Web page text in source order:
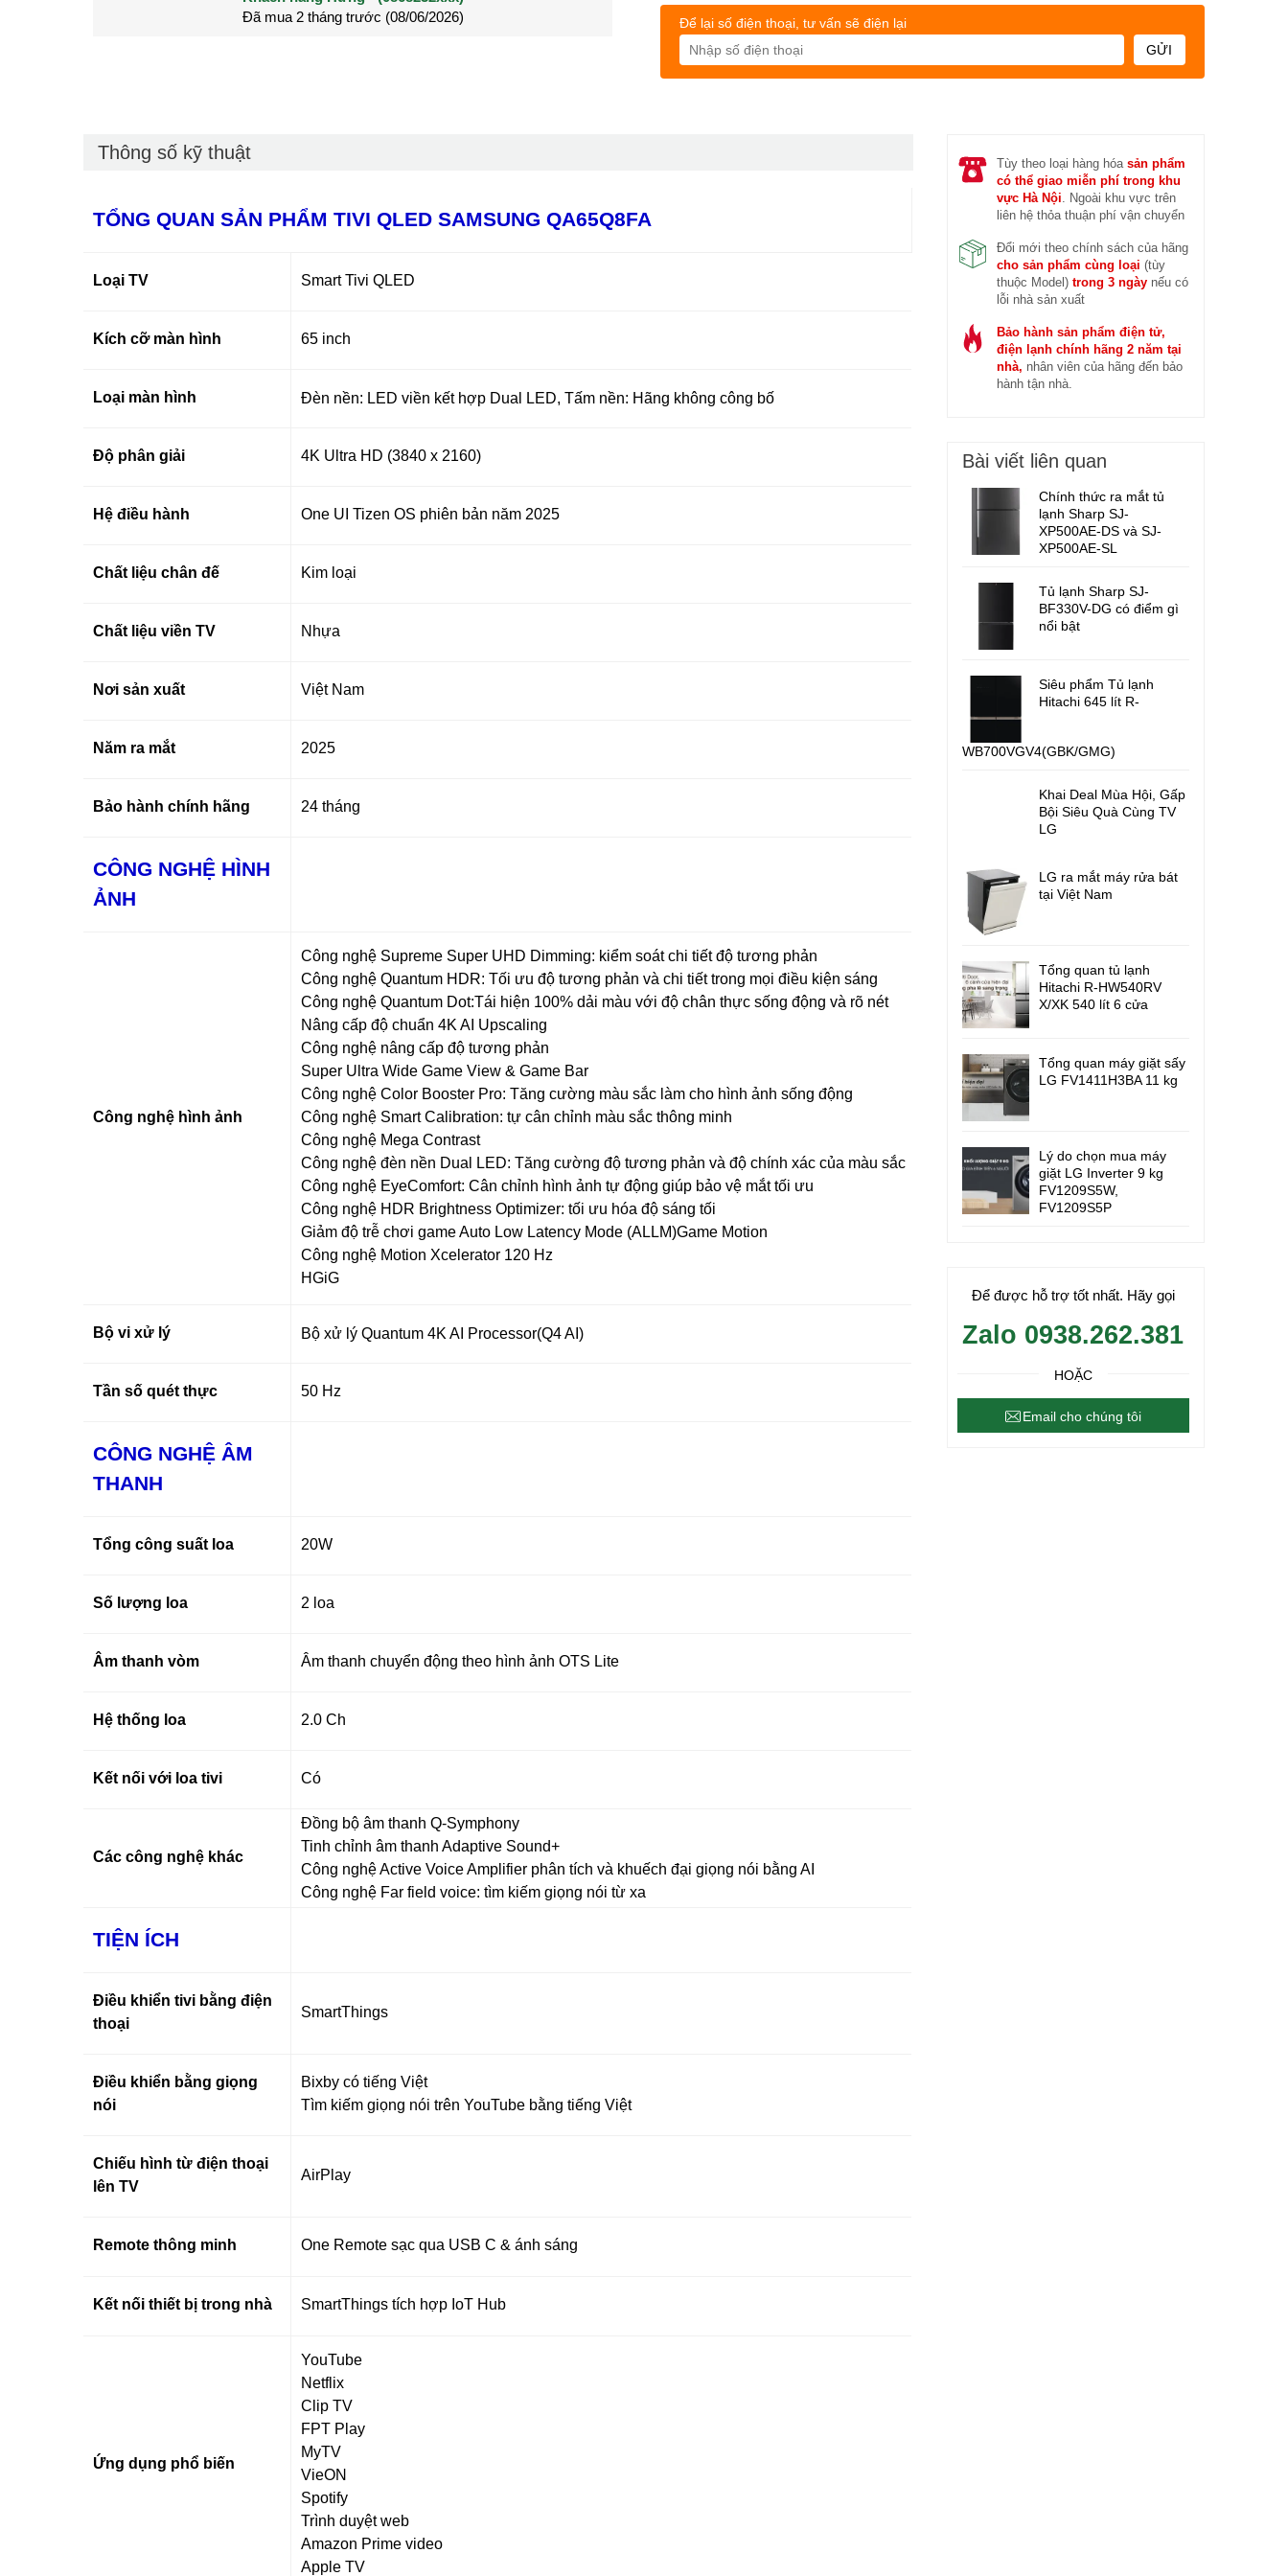
Đã mua 2 tháng trước (28/05/2026)
Đã mua 3 tháng trước (27/04/2026)
Đã mua 4 tháng trước (14/04/2026)
Để lại số điện thoại, tư vấn sẽ điện lại
GỬI
Thông số kỹ thuật
TỔNG QUAN SẢN PHẨM TIVI QLED SAMSUNG QA65Q8FA
Loại TV Smart Tivi QLED
Kích cỡ màn hình 65 inch
Loại màn hình Đèn nền: LED viền kết hợp Dual LED, Tấm nền: Hãng không công bố
Độ phân giải 4K Ultra HD (3840 x 2160)
Hệ điều hành One UI Tizen OS phiên bản năm 2025
Chất liệu chân đế Kim loại
Chất liệu viền TV Nhựa
Nơi sản xuất Việt Nam
Năm ra mắt 2025
Bảo hành chính hãng 24 tháng
CÔNG NGHỆ HÌNH
ẢNH
Công nghệ hình ảnh
Công nghệ Supreme Super UHD Dimming: kiểm soát chi tiết độ tương phản
Công nghệ Quantum HDR: Tối ưu độ tương phản và chi tiết trong mọi điều kiện sáng
Công nghệ Quantum Dot:Tái hiện 100% dải màu với độ chân thực sống động và rõ nét
Nâng cấp độ chuẩn 4K AI Upscaling
Công nghệ nâng cấp độ tương phản
Super Ultra Wide Game View & Game Bar
Công nghệ Color Booster Pro: Tăng cường màu sắc làm cho hình ảnh sống động
Công nghệ Smart Calibration: tự cân chỉnh màu sắc thông minh
Công nghệ Mega Contrast
Công nghệ đèn nền Dual LED: Tăng cường độ tương phản và độ chính xác của màu sắc
Công nghệ EyeComfort: Cân chỉnh hình ảnh tự động giúp bảo vệ mắt tối ưu
Công nghệ HDR Brightness Optimizer: tối ưu hóa độ sáng tối
Giảm độ trễ chơi game Auto Low Latency Mode (ALLM)Game Motion
Công nghệ Motion Xcelerator 120 Hz
HGiG
Bộ vi xử lý Bộ xử lý Quantum 4K AI Processor(Q4 AI)
Tần số quét thực 50 Hz
CÔNG NGHỆ ÂM
THANH
Tổng công suất loa 20W
Số lượng loa 2 loa
Âm thanh vòm Âm thanh chuyển động theo hình ảnh OTS Lite
Hệ thống loa 2.0 Ch
Kết nối với loa tivi Có
Các công nghệ khác
Đồng bộ âm thanh Q-Symphony
Tinh chỉnh âm thanh Adaptive Sound+
Công nghệ Active Voice Amplifier phân tích và khuếch đại giọng nói bằng AI
Công nghệ Far field voice: tìm kiếm giọng nói từ xa
TIỆN ÍCH
Điều khiển tivi bằng điện
thoại
SmartThings
Điều khiển bằng giọng
nói
Bixby có tiếng Việt
Tìm kiếm giọng nói trên YouTube bằng tiếng Việt
Chiếu hình từ điện thoại
lên TV
AirPlay
Remote thông minh One Remote sạc qua USB C & ánh sáng
Kết nối thiết bị trong nhà SmartThings tích hợp IoT Hub
Ứng dụng phổ biến
YouTube
Netflix
Clip TV
FPT Play
MyTV
VieON
Spotify
Trình duyệt web
Amazon Prime video
Apple TV
Tùy theo loại hàng hóa sản phẩm
có thể giao miễn phí trong khu
vực Hà Nội. Ngoài khu vực trên
liên hệ thỏa thuận phí vận chuyển
Đổi mới theo chính sách của hãng
cho sản phẩm cùng loại (tùy
thuộc Model) trong 3 ngàynếu có
lỗi nhà sản xuất
Bảo hành sản phẩm điện tử,
điện lạnh chính hãng 2 năm tại
nhà, nhân viên của hãng đến bảo
hành tận nhà.
Bài viết liên quan
Chính thức ra mắt tủ
lạnh Sharp SJ-
XP500AE-DS và SJ-
XP500AE-SL
Tủ lạnh Sharp SJ-
BF330V-DG có điểm gì
nổi bật
Siêu phẩm Tủ lạnh
Hitachi 645 lít R-
WB700VGV4(GBK/GMG)
Khai Deal Mùa Hội, Gấp
Bội Siêu Quà Cùng TV
LG
LG ra mắt máy rửa bát
tại Việt Nam
Tổng quan tủ lạnh
Hitachi R-HW540RV
X/XK 540 lít 6 cửa
Tổng quan máy giặt sấy
LG FV1411H3BA 11 kg
Lý do chọn mua máy
giặt LG Inverter 9 kg
FV1209S5W,
FV1209S5P
Để được hỗ trợ tốt nhất. Hãy gọi
Zalo 0938.262.381
HOẶC
Email cho chúng tôi